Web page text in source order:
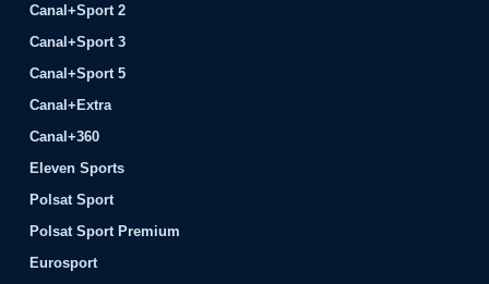
Canal+Sport 2
Canal+Sport 3
Canal+Sport 5
Canal+Extra
Canal+360
Eleven Sports
Polsat Sport
Polsat Sport Premium
Eurosport